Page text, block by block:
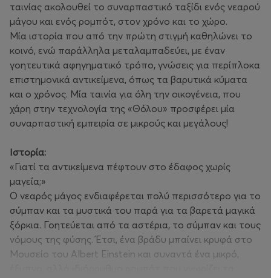
ταινίας ακολουθεί το συναρπαστικό ταξίδι ενός νεαρού
μάγου και ενός ρομπότ, στον χρόνο και το χώρο.
Μία ιστορία που από την πρώτη στιγμή καθηλώνει το
κοινό, ενώ παράλληλα μεταλαμπαδεύει, με έναν
γοητευτικά αφηγηματικό τρόπο, γνώσεις για περίπλοκα
επιστημονικά αντικείμενα, όπως τα βαρυτικά κύματα
και ο χρόνος. Μία ταινία για όλη την οικογένεια, που
χάρη στην τεχνολογία της «Θόλου» προσφέρει μία
συναρπαστική εμπειρία σε μικρούς και μεγάλους!
Ιστορία:
«Γιατί τα αντικείμενα πέφτουν στο έδαφος χωρίς
μαγεία;»
Ο νεαρός μάγος ενδιαφέρεται πολύ περισσότερο για το
σύμπαν και τα μυστικά του παρά για τα βαρετά μαγικά
ξόρκια. Γοητεύεται από τα αστέρια, το σύμπαν και τους
νόμους της φύσης. Έτσι, ένα βράδυ μπαίνει κρυφά στο
Μουσείο του Albert Einstein και συναντά ένα μικρό,